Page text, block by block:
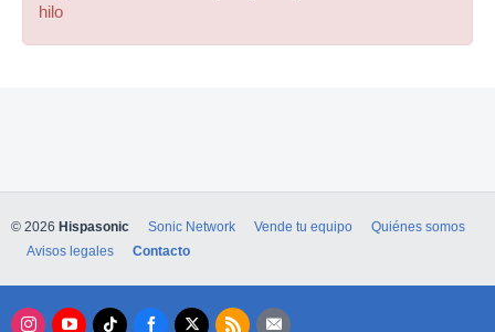
hilo
© 2026 Hispasonic Sonic Network Vende tu equipo
Quiénes somos
Avisos legales
Contacto